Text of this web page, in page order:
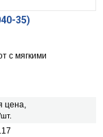
35)
с мягкими
цена,